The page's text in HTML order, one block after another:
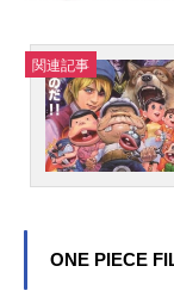
関連記事
ONE PIECE